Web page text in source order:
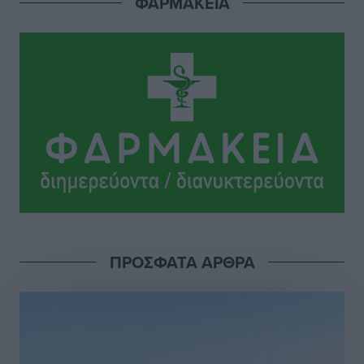
Ροδήλιος: Ο απολογισμός από το Πανελλήνιο
Αθλητικά• πριν 5 ώρες
πριν 5 ώρες
ΠΡΟΣΦΑΤΑ ΑΡΘΡΑ